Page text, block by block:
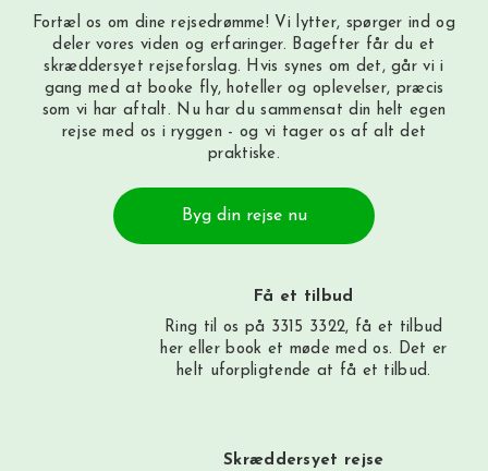
Fortæl os om dine rejsedrømme! Vi lytter, spørger ind og
deler vores viden og erfaringer. Bagefter får du et
skræddersyet rejseforslag. Hvis synes om det, går vi i
gang med at booke fly, hoteller og oplevelser, præcis
som vi har aftalt. Nu har du sammensat din helt egen
rejse med os i ryggen - og vi tager os af alt det
praktiske.
Byg din rejse nu
Få et tilbud
Ring til os på 3315 3322, få et tilbud
her eller book et møde med os. Det er
helt uforpligtende at få et tilbud.
Skræddersyet rejse